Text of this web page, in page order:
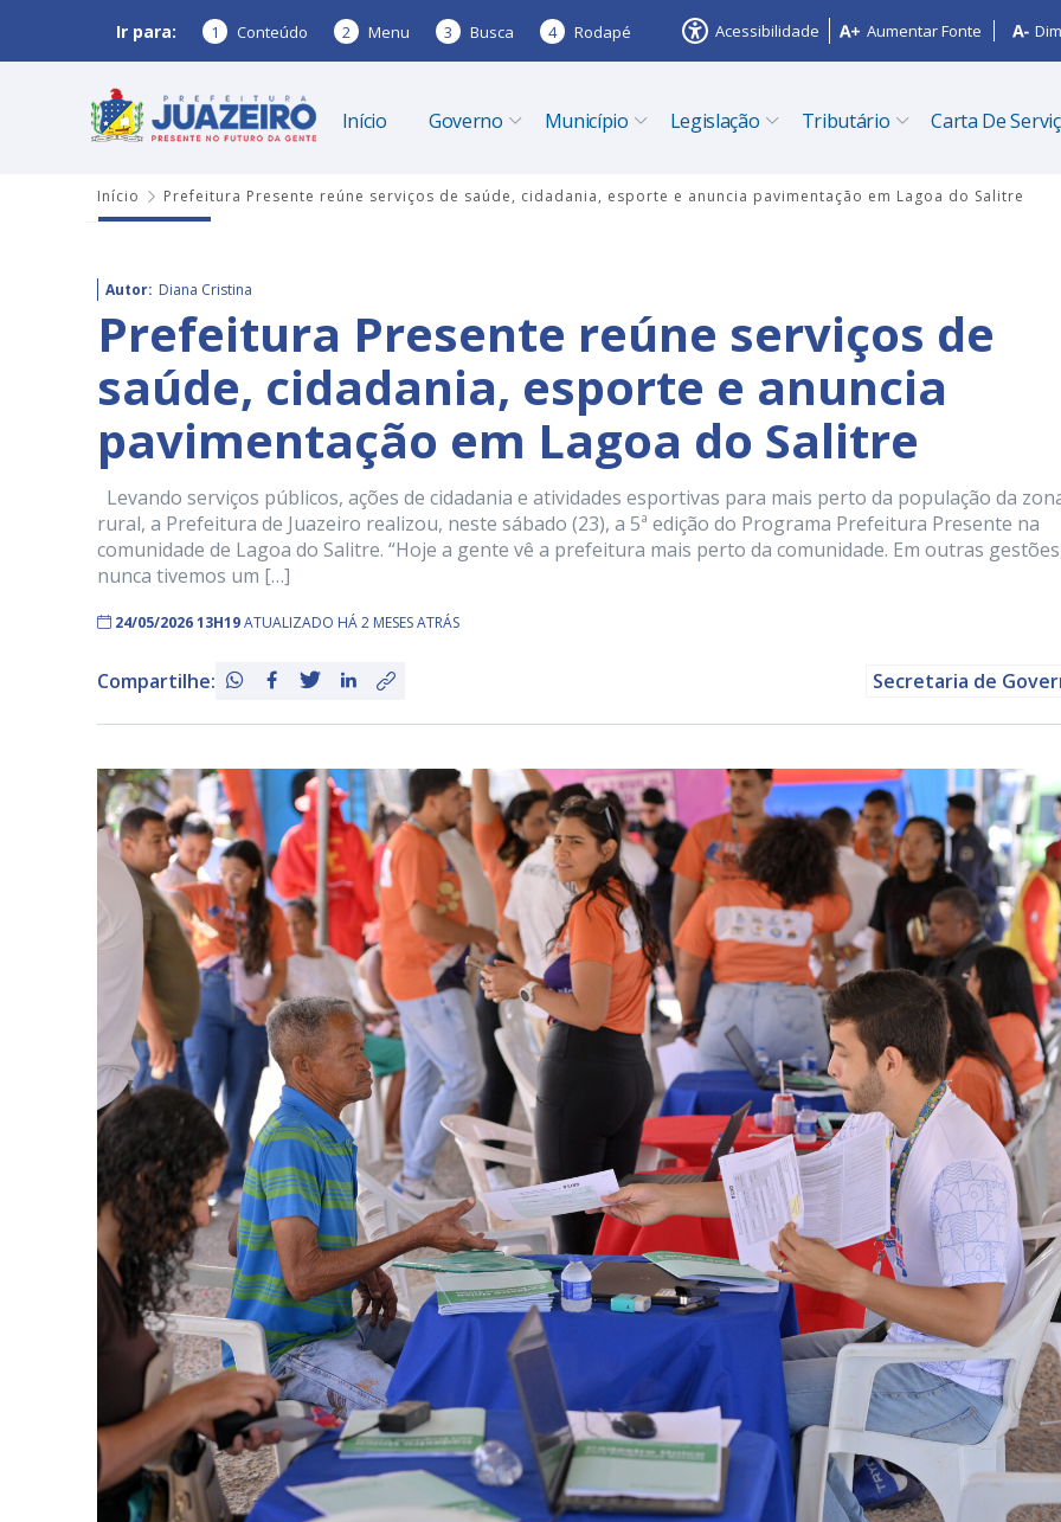
Ir para: 1 Conteúdo 2 Menu 3 Busca 4 Rodapé Acessibilidade Aumentar Fonte
Início Governo Município Legislação Tributário Carta De
Início Prefeitura Presente reúne serviços de saúde, cidadania, esporte e anuncia pavimentação em Lagoa do Salitre
Autor: Diana Cristina
Prefeitura Presente reúne serviços de
saúde, cidadania, esporte e anuncia
pavimentação em Lagoa do Salitre
Levando serviços públicos, ações de cidadania e atividades esportivas para mais perto da população da
rural, a Prefeitura de Juazeiro realizou, neste sábado (23), a 5ª edição do Programa Prefeitura Presente na
comunidade de Lagoa do Salitre. “Hoje a gente vê a prefeitura mais perto da comunidade. Em outras
nunca tivemos um […]
24/05/2026 13H19ATUALIZADO HÁ 2 MESES ATRÁS
Compartilhe: Secretaria de